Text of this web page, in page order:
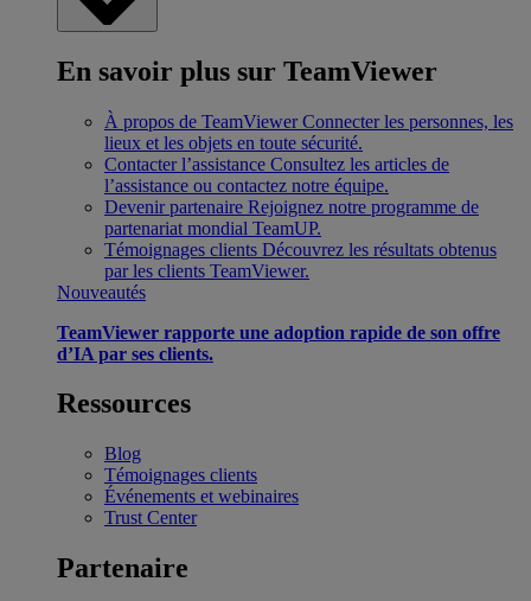
En savoir plus sur TeamViewer
À propos de TeamViewer Connecter les personnes, les
lieux et les objets en toute sécurité.
Contacter l’assistance Consultez les articles de
l’assistance ou contactez notre équipe.
Devenir partenaire Rejoignez notre programme de
partenariat mondial TeamUP.
Témoignages clients Découvrez les résultats obtenus
par les clients TeamViewer.
Nouveautés
TeamViewer rapporte une adoption rapide de son offre
d’IA par ses clients.
Ressources
Blog
Témoignages clients
Événements et webinaires
Trust Center
Partenaire